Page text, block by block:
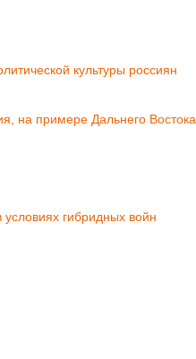
культуры россиян
на примере Дальнего Востока
условиях гибридных войн